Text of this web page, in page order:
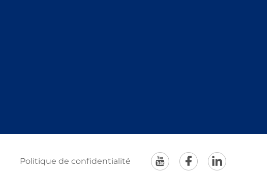
Politique de confidentialité